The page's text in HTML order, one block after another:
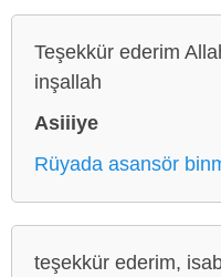
Teşekkür ederim
inşallah
Asiiiye
Rüyada asansör
teşekkür ederim,